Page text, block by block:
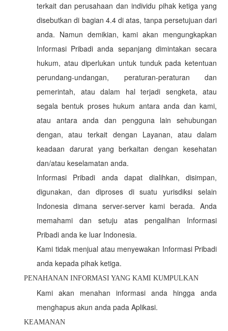
terkait dan perusahaan dan individu pihak ketiga yang
disebutkan di bagian 4.4 di atas, tanpa persetujuan dari
anda. Namun demikian, kami akan mengungkapkan
Informasi Pribadi anda sepanjang dimintakan secara
hukum, atau diperlukan untuk tunduk pada ketentuan
perundang-undangan, peraturan-peraturan dan
pemerintah, atau dalam hal terjadi sengketa, atau
segala bentuk proses hukum antara anda dan kami,
atau antara anda dan pengguna lain sehubungan
dengan, atau terkait dengan Layanan, atau dalam
keadaan darurat yang berkaitan dengan kesehatan
dan/atau keselamatan anda.
Informasi Pribadi anda dapat dialihkan, disimpan,
digunakan, dan diproses di suatu yurisdiksi selain
Indonesia dimana server-server kami berada. Anda
memahami dan setuju atas pengalihan Informasi
Pribadi anda ke luar Indonesia.
Kami tidak menjual atau menyewakan Informasi Pribadi
anda kepada pihak ketiga.
PENAHANAN INFORMASI YANG KAMI KUMPULKAN
Kami akan menahan informasi anda hingga anda
menghapus akun anda pada Aplikasi.
KEAMANAN